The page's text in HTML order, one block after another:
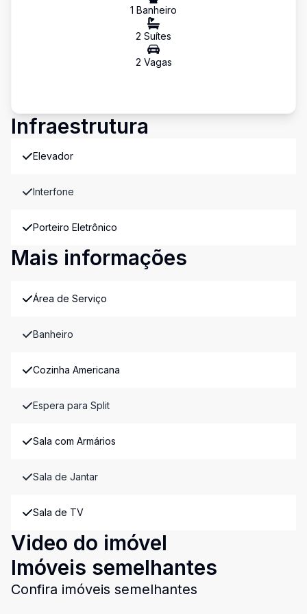
1 Banheiro
2 Suítes
2 Vagas
Infraestrutura
Elevador
Interfone
Porteiro Eletrônico
Mais informações
Área de Serviço
Banheiro
Cozinha Americana
Espera para Split
Sala com Armários
Sala de Jantar
Sala de TV
Video do imóvel
Imóveis semelhantes
Confira imóveis semelhantes